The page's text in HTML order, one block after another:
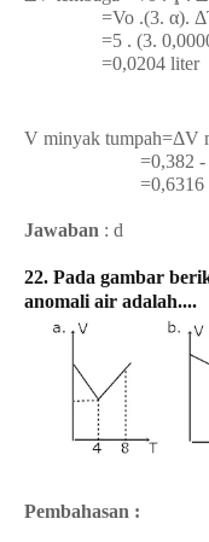
=Vo .(3. α).
=5 . (3.
=0,0204 liter
V minyak tumpah=ΔV
=0,382 -
=0,6316
Jawaban : d
22. Pada gambar
anomali air adalah....
Pembahasan :